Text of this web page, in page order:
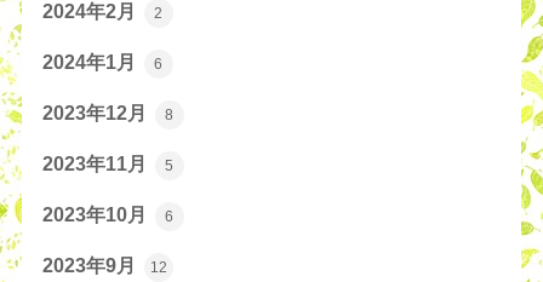
2024年2月 2
2024年1月 6
2023年12月 8
2023年11月 5
2023年10月 6
2023年9月 12